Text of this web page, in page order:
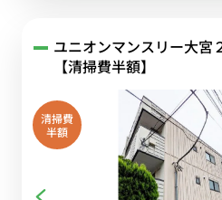
ユニオンマンスリー大宮
【清掃費半額】
清掃費
半額